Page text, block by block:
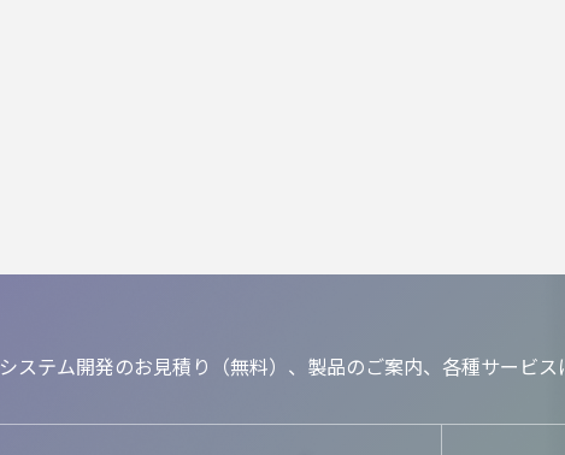
システム開発のお見積り（無料）、製品のご案内、各種サービ